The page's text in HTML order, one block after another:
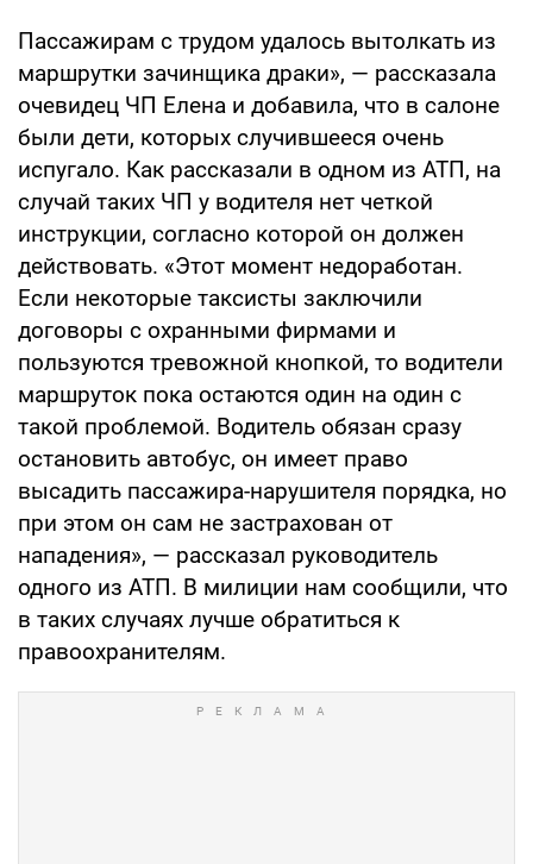
Пассажирам с трудом удалось вытолкать из
маршрутки зачинщика драки», — рассказала
очевидец ЧП Елена и добавила, что в салоне
были дети, которых случившееся очень
испугало. Как рассказали в одном из АТП, на
случай таких ЧП у водителя нет четкой
инструкции, согласно которой он должен
действовать. «Этот момент недоработан.
Если некоторые таксисты заключили
договоры с охранными фирмами и
пользуются тревожной кнопкой, то водители
маршруток пока остаются один на один с
такой проблемой. Водитель обязан сразу
остановить автобус, он имеет право
высадить пассажира-нарушителя порядка, но
при этом он сам не застрахован от
нападения», — рассказал руководитель
одного из АТП. В милиции нам сообщили, что
в таких случаях лучше обратиться к
правоохранителям.